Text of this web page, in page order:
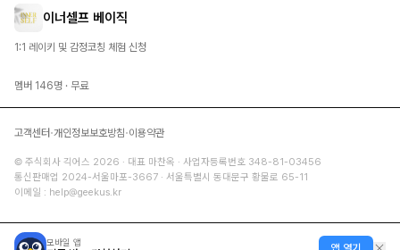
이너셀프 베이직
1:1 레이키 및 감정코칭 체험 신청
멤버 146명 · 무료
고객센터 ·개인정보보호방침·이용약관
© 주식회사 긱어스 2026 · 대표 마찬옥 · 사업자등록번호 348-81-03456
통신판매업 2024-서울마포-3667 · 서울특별시 동대문구 황물로 65-11
이메일 : help@geekus.kr
모바일 앱